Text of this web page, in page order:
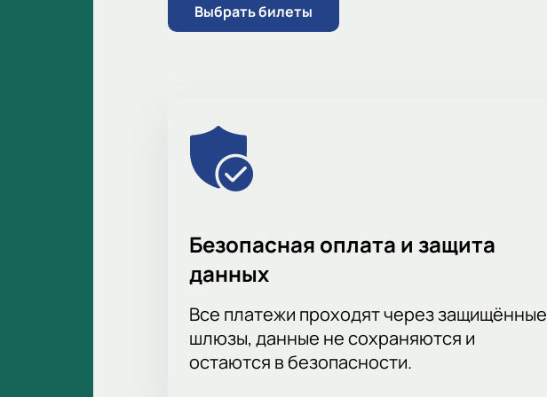
Забронируйте билеты онлайн или по телефону.
Выбрать билеты
Безопасная оплата и защита
данных
Все платежи проходят через защищённые
шлюзы, данные не сохраняются и
остаются в безопасности.